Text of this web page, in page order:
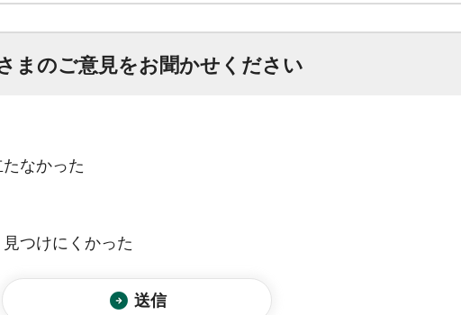
まのご意見をお聞かせください
なかった
見つけにくかった